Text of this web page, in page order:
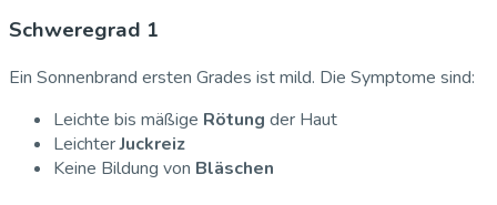
Schweregrad 1
Ein Sonnenbrand ersten Grades ist mild. Die Symptome sind:
Leichte bis mäßige Rötung der Haut
LeichterJuckreiz
Keine Bildung von Bläschen